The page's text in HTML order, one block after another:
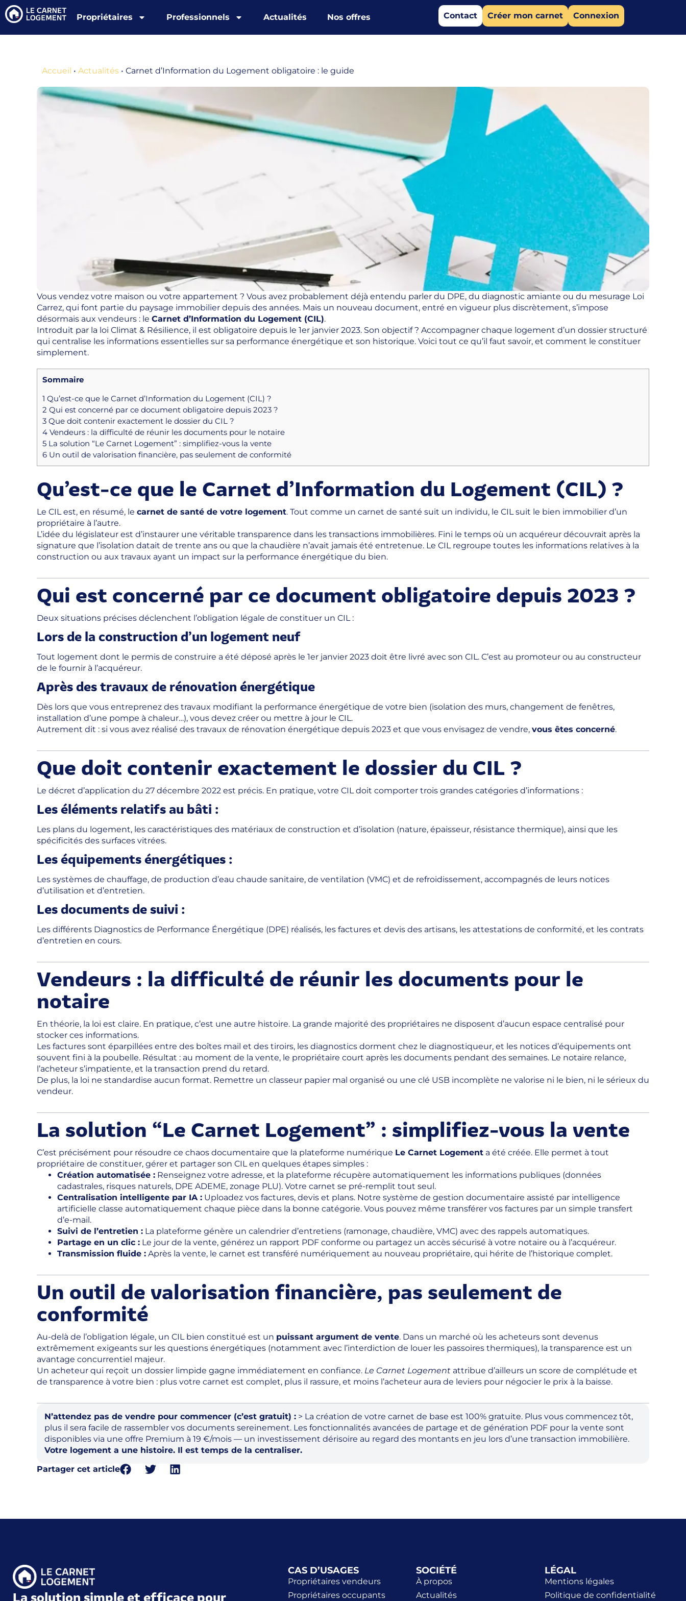
Propriétaires Professionnels Actualités Nos offres Contact Créer mon carnet Connexion
Accueil • Actualités • Carnet d’Information du Logement obligatoire : le guide
Vous vendez votre maison ou votre appartement ? Vous avez probablement déjà entendu parler du DPE, du diagnostic amiante ou du mesurage Loi
Carrez, qui font partie du paysage immobilier depuis des années. Mais un nouveau document, entré en vigueur plus discrètement, s’impose
désormais aux vendeurs : le Carnet d’Information du Logement (CIL).
Introduit par la loi Climat & Résilience, il est obligatoire depuis le 1er janvier 2023. Son objectif ? Accompagner chaque logement d’un dossier structuré
qui centralise les informations essentielles sur sa performance énergétique et son historique. Voici tout ce qu’il faut savoir, et comment le constituer
simplement.
Sommaire
1 Qu’est-ce que le Carnet d’Information du Logement (CIL) ?
2 Qui est concerné par ce document obligatoire depuis 2023 ?
3 Que doit contenir exactement le dossier du CIL ?
4 Vendeurs : la difficulté de réunir les documents pour le notaire
5 La solution “Le Carnet Logement” : simplifiez-vous la vente
6 Un outil de valorisation financière, pas seulement de conformité
Qu’est-ce que le Carnet d’Information du Logement (CIL) ?
Le CIL est, en résumé, le carnet de santé de votre logement. Tout comme un carnet de santé suit un individu, le CIL suit le bien immobilier d’un
propriétaire à l’autre.
L’idée du législateur est d’instaurer une véritable transparence dans les transactions immobilières. Fini le temps où un acquéreur découvrait après la
signature que l’isolation datait de trente ans ou que la chaudière n’avait jamais été entretenue. Le CIL regroupe toutes les informations relatives à la
construction ou aux travaux ayant un impact sur la performance énergétique du bien.
Qui est concerné par ce document obligatoire depuis 2023 ?
Deux situations précises déclenchent l’obligation légale de constituer un CIL :
Lors de la construction d’un logement neuf
Tout logement dont le permis de construire a été déposé après le 1er janvier 2023 doit être livré avec son CIL. C’est au promoteur ou au constructeur
de le fournir à l’acquéreur.
Après des travaux de rénovation énergétique
Dès lors que vous entreprenez des travaux modifiant la performance énergétique de votre bien (isolation des murs, changement de fenêtres,
installation d’une pompe à chaleur…), vous devez créer ou mettre à jour le CIL.
Autrement dit : si vous avez réalisé des travaux de rénovation énergétique depuis 2023 et que vous envisagez de vendre, vous êtes concerné.
Que doit contenir exactement le dossier du CIL ?
Le décret d’application du 27 décembre 2022 est précis. En pratique, votre CIL doit comporter trois grandes catégories d’informations :
Les éléments relatifs au bâti :
Les plans du logement, les caractéristiques des matériaux de construction et d’isolation (nature, épaisseur, résistance thermique), ainsi que les
spécificités des surfaces vitrées.
Les équipements énergétiques :
Les systèmes de chauffage, de production d’eau chaude sanitaire, de ventilation (VMC) et de refroidissement, accompagnés de leurs notices
d’utilisation et d’entretien.
Les documents de suivi :
Les différents Diagnostics de Performance Énergétique (DPE) réalisés, les factures et devis des artisans, les attestations de conformité, et les contrats
d’entretien en cours.
Vendeurs : la difficulté de réunir les documents pour le
notaire
En théorie, la loi est claire. En pratique, c’est une autre histoire. La grande majorité des propriétaires ne disposent d’aucun espace centralisé pour
stocker ces informations.
Les factures sont éparpillées entre des boîtes mail et des tiroirs, les diagnostics dorment chez le diagnostiqueur, et les notices d’équipements ont
souvent fini à la poubelle. Résultat : au moment de la vente, le propriétaire court après les documents pendant des semaines. Le notaire relance,
l’acheteur s’impatiente, et la transaction prend du retard.
De plus, la loi ne standardise aucun format. Remettre un classeur papier mal organisé ou une clé USB incomplète ne valorise ni le bien, ni le sérieux du
vendeur.
La solution “Le Carnet Logement” : simplifiez-vous la vente
C’est précisément pour résoudre ce chaos documentaire que la plateforme numérique Le Carnet Logement a été créée. Elle permet à tout
propriétaire de constituer, gérer et partager son CIL en quelques étapes simples :
Création automatisée : Renseignez votre adresse, et la plateforme récupère automatiquement les informations publiques (données
cadastrales, risques naturels, DPE ADEME, zonage PLU). Votre carnet se pré-remplit tout seul.
Centralisation intelligente par IA : Uploadez vos factures, devis et plans. Notre système de gestion documentaire assisté par intelligence
artificielle classe automatiquement chaque pièce dans la bonne catégorie. Vous pouvez même transférer vos factures par un simple transfert
d’e-mail.
Suivi de l’entretien : La plateforme génère un calendrier d’entretiens (ramonage, chaudière, VMC) avec des rappels automatiques.
Partage en un clic : Le jour de la vente, générez un rapport PDF conforme ou partagez un accès sécurisé à votre notaire ou à l’acquéreur.
Transmission fluide : Après la vente, le carnet est transféré numériquement au nouveau propriétaire, qui hérite de l’historique complet.
Un outil de valorisation financière, pas seulement de
conformité
Au-delà de l’obligation légale, un CIL bien constitué est un puissant argument de vente. Dans un marché où les acheteurs sont devenus
extrêmement exigeants sur les questions énergétiques (notamment avec l’interdiction de louer les passoires thermiques), la transparence est un
avantage concurrentiel majeur.
Un acheteur qui reçoit un dossier limpide gagne immédiatement en confiance. Le Carnet Logement attribue d’ailleurs un score de complétude et
de transparence à votre bien : plus votre carnet est complet, plus il rassure, et moins l’acheteur aura de leviers pour négocier le prix à la baisse.
N’attendez pas de vendre pour commencer (c’est gratuit) : > La création de votre carnet de base est 100% gratuite. Plus vous commencez tôt,
plus il sera facile de rassembler vos documents sereinement. Les fonctionnalités avancées de partage et de génération PDF pour la vente sont
disponibles via une offre Premium à 19 €/mois — un investissement dérisoire au regard des montants en jeu lors d’une transaction immobilière.
Votre logement a une histoire. Il est temps de la centraliser.
Partager cet article
La solution simple et efficace pour
CAS D’USAGES
Propriétaires vendeurs
Propriétaires occupants
SOCIÉTÉ
À propos
Actualités
LÉGAL
Mentions légales
Politique de confidentialité